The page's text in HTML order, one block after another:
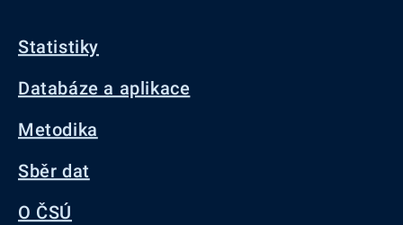
Statistiky
Databáze a aplikace
Metodika
Sběr dat
O ČSÚ